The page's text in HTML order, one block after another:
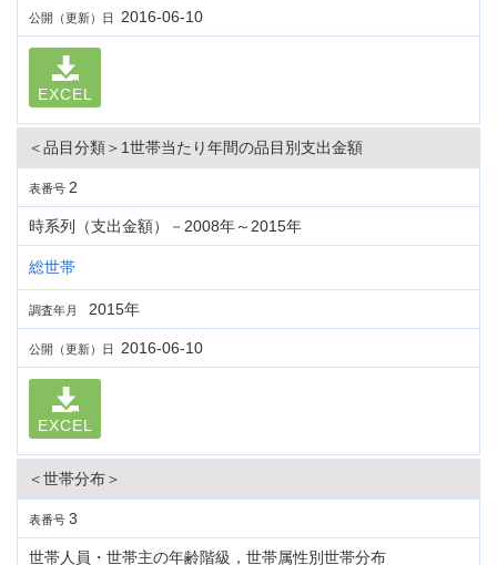
公開（更新）日 2016-06-10
EXCEL
＜品目分類＞1世帯当たり年間の品目別支出金額
表番号 2
時系列（支出金額）－2008年～2015年
総世帯
調査年月 2015年
公開（更新）日 2016-06-10
EXCEL
＜世帯分布＞
表番号 3
世帯人員・世帯主の年齢階級，世帯属性別世帯分布